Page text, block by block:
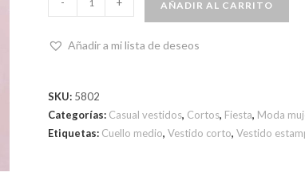
AÑADIR AL CARRITO
Añadir a mi lista de deseos
SKU: 5802
Categorías: Casual vestidos, Cortos, Fiesta, Moda
Etiquetas: Cuello medio, Vestido corto, Vestido